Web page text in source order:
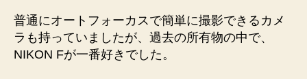
普通にオートフォーカスで簡単に撮影できるカメ
ラも持っていましたが、過去の所有物の中で、
NIKON Fが一番好きでした。